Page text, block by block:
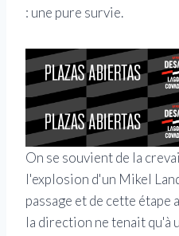
: une pure survie.
On se souvient de la
l'explosion d'un Mikel
passage et de cette
la direction ne tenait qu'à